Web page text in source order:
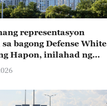
representasyon
bagong Defense White
Hapon, inilahad ng